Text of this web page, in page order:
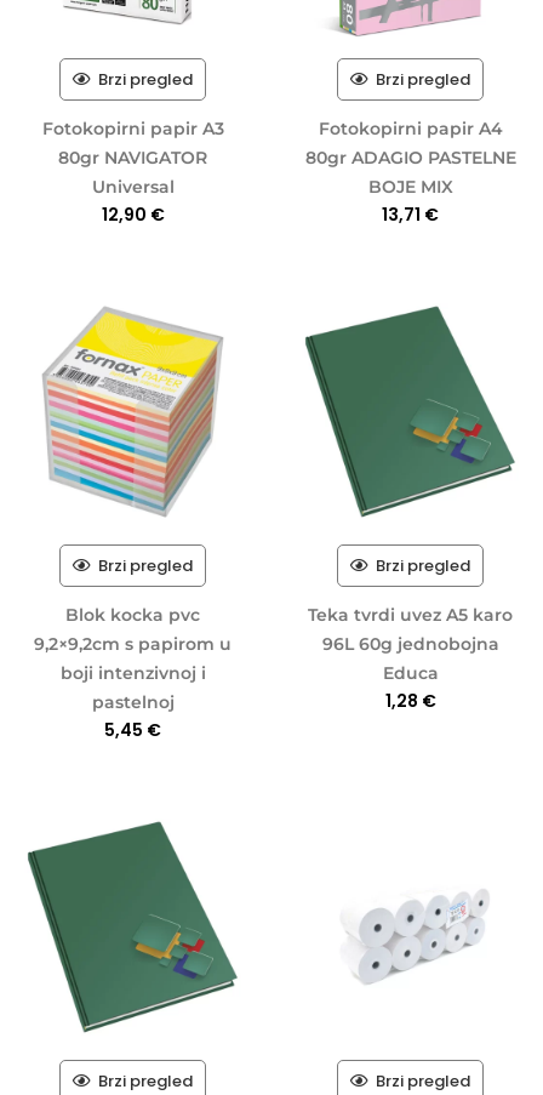
Brzi pregled
Fotokopirni papir A3
80gr NAVIGATOR
Universal
12,90 €
Brzi pregled
Fotokopirni papir A4
80gr ADAGIO PASTELNE
BOJE MIX
13,71 €
Brzi pregled
Blok kocka pvc
9,2×9,2cm s papirom u
boji intenzivnoj i
pastelnoj
5,45 €
Brzi pregled
Teka tvrdi uvez A5 karo
96L 60g jednobojna
Educa
1,28 €
Brzi pregled Brzi pregled